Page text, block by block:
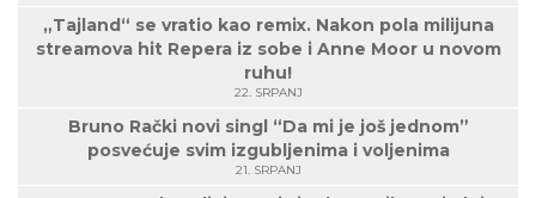
„Tajland“ se vratio kao remix. Nakon pola milijuna
streamova hit Repera iz sobe i Anne Moor u novom
ruhu!
22. SRPANJ
Bruno Rački novi singl “Da mi je još jednom”
posvećuje svim izgubljenima i voljenima
21. SRPANJ